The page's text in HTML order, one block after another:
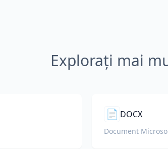
Explorați mai
📄 DOCX
Document